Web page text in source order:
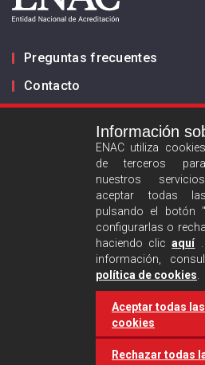
Preguntas frecuentes
Contacto
Política de privacidad
Política de cookies
Información
ENAC utiliza
de terceros
nuestros
aceptar todas
pulsando el botón
configurarlas o
haciendo clicaquí.
información,
política de cookies
Aceptar todas las
cookies
Rechazar todas